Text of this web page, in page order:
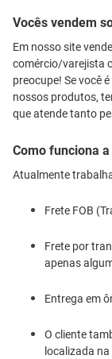
Vocês vendem
Em nosso site
comércio/varejista
preocupe! Se você
nossos produtos,
que atende tanto
Como funciona
Atualmente
Frete FOB
Frete por
apenas
Entrega em
O cliente
localizada